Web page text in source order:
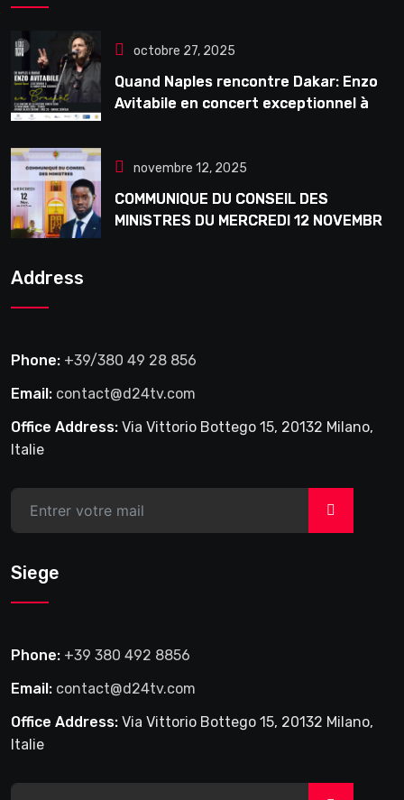
octobre 27, 2025
Quand Naples rencontre Dakar: Enzo
Avitabile en concert exceptionnel à
novembre 12, 2025
COMMUNIQUE DU CONSEIL DES
MINISTRES DU MERCREDI 12 NOVEMBRE
Address
Phone: +39/380 49 28 856
Email: contact@d24tv.com
Office Address: Via Vittorio Bottego 15, 20132 Milano,
Italie
>
Siege
Phone: +39 380 492 8856
Email: contact@d24tv.com
Office Address: Via Vittorio Bottego 15, 20132 Milano,
Italie